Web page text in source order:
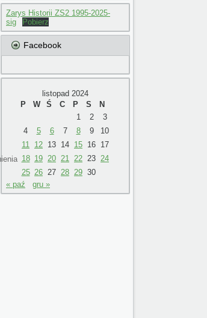
Zarys Historii ZS2 1995-2025-
sig
Pobierz
Facebook
listopad 2024
P
W Ś C P S
N
1
2
3
4
5 6 7 8 9
10
11
12 13 14 15 16 17
18 19 20 21 22 23 24
25 26 27 28 29 30
« paź
gru »